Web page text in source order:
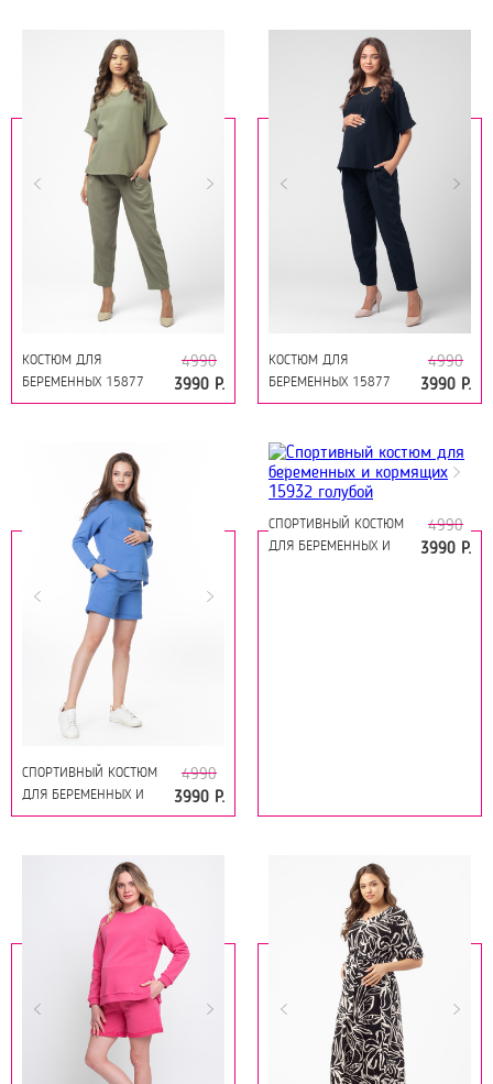
КОСТЮМ ДЛЯ
БЕРЕМЕННЫХ 15877
ОЛИВКОВЫЙ
4990
3990 Р.
КОСТЮМ ДЛЯ
БЕРЕМЕННЫХ 15877
ТЕМНО-СИНИЙ
4990
3990 Р.
СПОРТИВНЫЙ КОСТЮМ
ДЛЯ БЕРЕМЕННЫХ И
КОРМЯЩИХ 15932
4990
3990 Р.
СПОРТИВНЫЙ КОСТЮМ
ДЛЯ БЕРЕМЕННЫХ И
4990
3990 Р.